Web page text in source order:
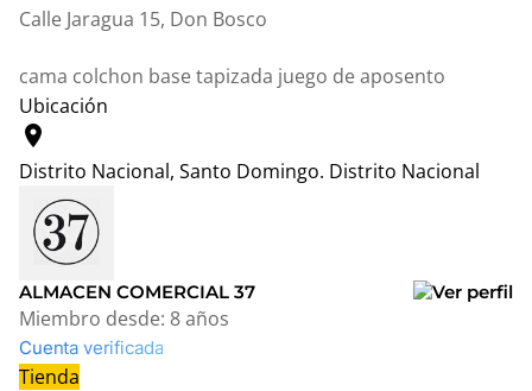
Calle Jaragua 15, Don Bosco
cama colchon base tapizada juego de aposento
Ubicación
location_on
Distrito Nacional, Santo Domingo. Distrito Nacional
+
−
Leaflet|© OpenStreetMap contributors
ALMACEN COMERCIAL 37
Miembro desde: 8 años
Cuenta verificada
Tienda